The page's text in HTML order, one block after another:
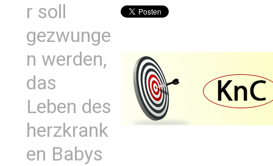
r soll
gezwunge
n werden,
das
Leben des
herzkrank
en Babys